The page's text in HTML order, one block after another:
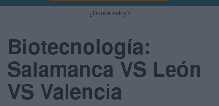
¿Dónde estoy?
Biotecnología:
Salamanca VS León
VS Valencia